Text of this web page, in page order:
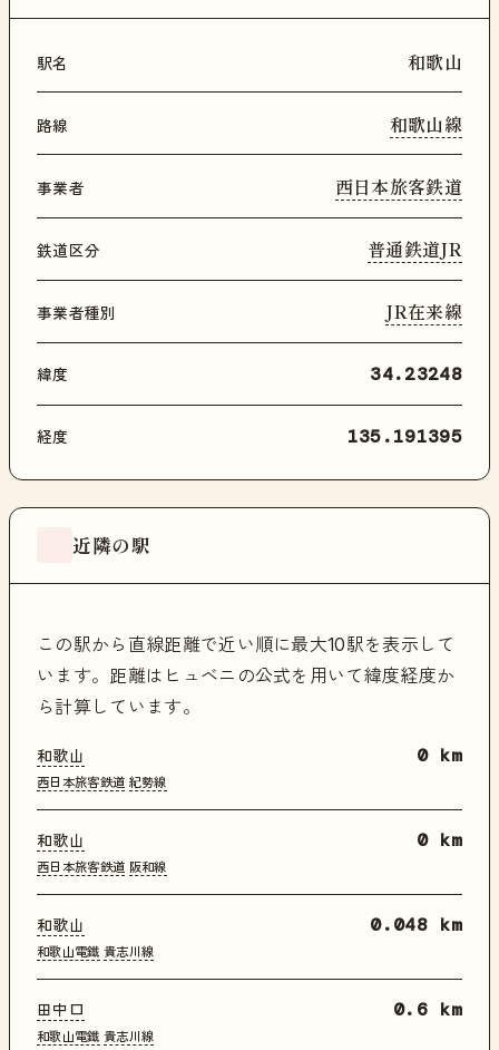
駅名 和歌山
路線 和歌山線
事業者 西日本旅客鉄道
鉄道区分 普通鉄道JR
事業者種別 JR在来線
緯度 34.23248
経度 135.191395
近隣の駅
この駅から直線距離で近い順に最大10駅を表示して
います。距離はヒュベニの公式を用いて緯度経度か
ら計算しています。
和歌山
西日本旅客鉄道 紀勢線
0 km
和歌山
西日本旅客鉄道 阪和線
0 km
和歌山
和歌山電鐵 貴志川線
0.048 km
田中口
和歌山電鐵 貴志川線
0.6 km